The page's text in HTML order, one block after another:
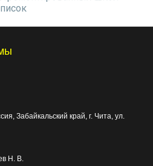
Забайкальский край, г. Чита, ул.
Н. В.